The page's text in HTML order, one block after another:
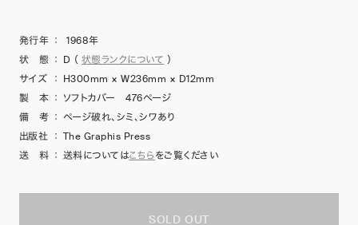
発行年 ：
1968年
状 態 ： D （ 状態ランクについて ）
サイズ
： H300mm × W236mm × D12mm
製 本 ： ソフトカバー 476ページ
備 考 ： ページ破れ、シミ、シワあり
出版社 ： The Graphis Press
送 料 ： 送料についてはこちらをご覧ください
SOLD OUT